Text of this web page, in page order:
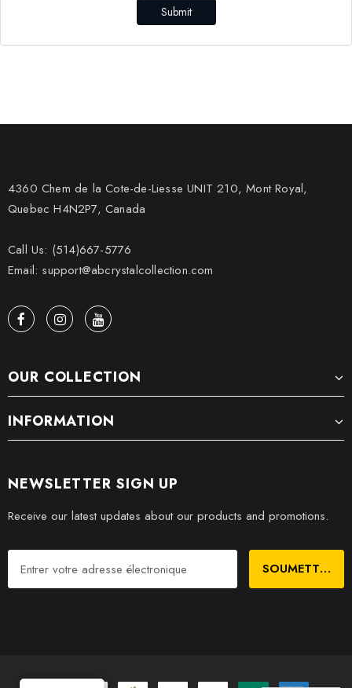
Submit
4360 Chem de la Cote-de-Liesse UNIT 210, Mont Royal,
Quebec H4N2P7, Canada
Call Us: (514)667-5776
Email: support@abcrystalcollection.com
OUR COLLECTION
INFORMATION
NEWSLETTER SIGN UP
Receive our latest updates about our products and promotions.